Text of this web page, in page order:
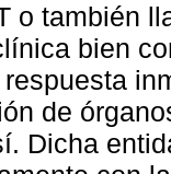
o también
bien
de
Dicha